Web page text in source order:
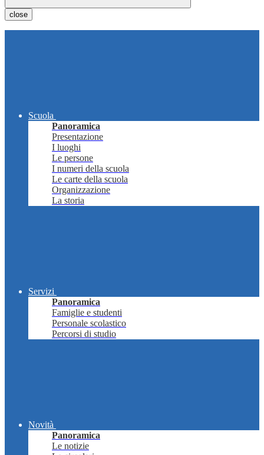
close
Scuola
Panoramica
Presentazione
I luoghi
Le persone
I numeri della scuola
Le carte della scuola
Organizzazione
La storia
Servizi
Panoramica
Famiglie e studenti
Personale scolastico
Percorsi di studio
Novità
Panoramica
Le notizie